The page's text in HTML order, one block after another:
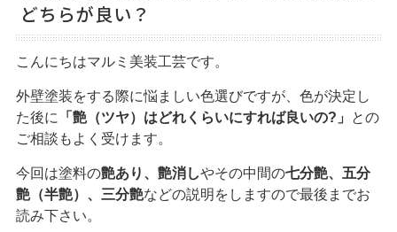
9：00～19：00
どちらが良い？
こんにちはマルミ美装工芸です。
外壁塗装をする際に悩ましい色選びですが、色が決定し
た後に
「艶（ツヤ）はどれくらいにすれば良いの?」
との
ご相談もよく受けます。
今回は塗料の艶あり、艶消しやその中間の七分艶、五分
艶（半艶）、三分艶などの説明をしますので最後までお
読み下さい。